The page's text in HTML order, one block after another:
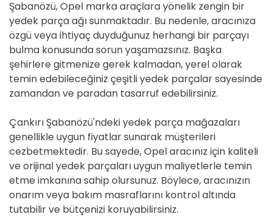
Şabanözü, Opel marka araçlara yönelik zengin bir
yedek parça ağı sunmaktadır. Bu nedenle, aracınıza
özgü veya ihtiyaç duyduğunuz herhangi bir parçayı
bulma konusunda sorun yaşamazsınız. Başka
şehirlere gitmenize gerek kalmadan, yerel olarak
temin edebileceğiniz çeşitli yedek parçalar sayesinde
zamandan ve paradan tasarruf edebilirsiniz.
Çankırı Şabanözü'ndeki yedek parça mağazaları
genellikle uygun fiyatlar sunarak müşterileri
cezbetmektedir. Bu sayede, Opel aracınız için kaliteli
ve orijinal yedek parçaları uygun maliyetlerle temin
etme imkanına sahip olursunuz. Böylece, aracınızın
onarım veya bakım masraflarını kontrol altında
tutabilir ve bütçenizi koruyabilirsiniz.